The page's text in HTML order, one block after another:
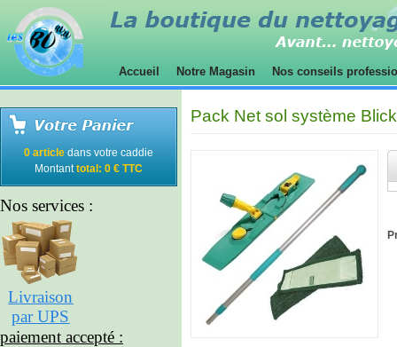
Accueil Notre Magasin Nos conseils
0 article dans votre caddie
Montanttotal: 0 € TTC
Nos services :
Livraison
par UPS
paiement accepté :
Pack Net sol système